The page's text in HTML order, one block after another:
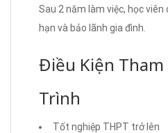
Sau 2 năm làm việc, học
hạn và bảo lãnh gia đình.
Điều Kiện Tham
Trình
Tốt nghiệp THPT trở lên